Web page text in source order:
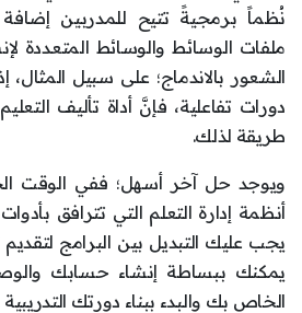
نُظماً برمجيةً تتيح للمدربين
ملفات الوسائط والوسائط المتعددة
الشعور بالاندماج؛ على سبيل
دورات تفاعلية، فإنَّ أداة تأليف
طريقة لذلك.
ويوجد حل آخر أسهل؛ ففي الوقت
أنظمة إدارة التعلم التي تترافق
يجب عليك التبديل بين البرامج
يمكنك ببساطة إنشاء حسابك
الخاص بك والبدء ببناء دورتك